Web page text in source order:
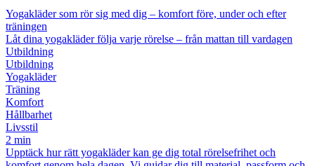
Yogakläder som rör sig med dig – komfort före, under och efter
träningen
Låt dina yogakläder följa varje rörelse – från mattan till vardagen
Utbildning
Utbildning
Yogakläder
Träning
Komfort
Hållbarhet
Livsstil
2 min
Upptäck hur rätt yogakläder kan ge dig total rörelsefrihet och